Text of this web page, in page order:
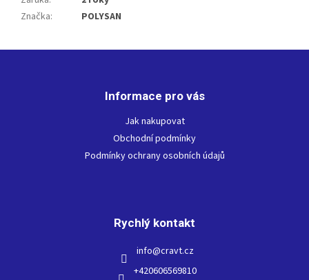
Značka: POLYSAN
Informace pro vás
Jak nakupovat
Obchodní podmínky
Podmínky ochrany osobních údajů
Rychlý kontakt
info@cravt.cz
+420606569810